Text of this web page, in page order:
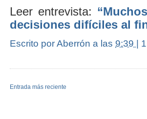
Leer entrevista:
decisiones difíciles al
Escrito por Aberrón a las 9:39 |
Entrada más reciente